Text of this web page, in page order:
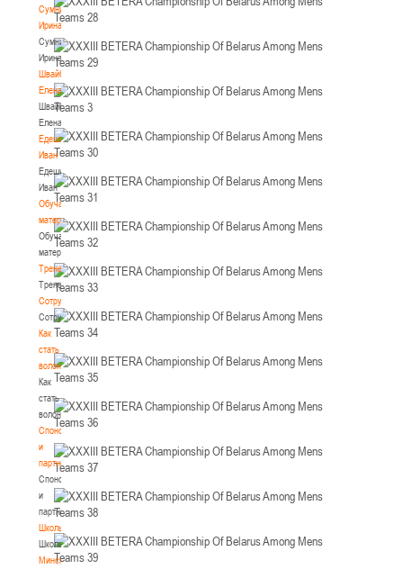
Сумникова
Ирина
Сумникова
Ирина
Швайбович
Елена
Швайбович
Елена
Едешко
Иван
Едешко
Иван
Обучающие
материалы
Обучающие
материалы
Тренерам
Тренерам
Сотрудничество
Сотрудничество
Как
стать
волонтером
Как
стать
волонтером
Спонсоры
и
партнеры
Спонсоры
и
партнеры
Школы
Школы
Минск